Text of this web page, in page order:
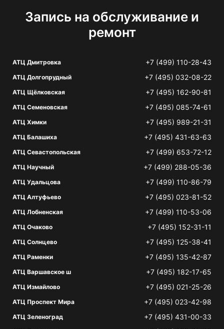
Запись на обслуживание и
ремонт
АТЦ Дмитровка +7 (499) 110-28-43
АТЦ Долгопрудный +7 (495) 032-08-22
АТЦ Щёлковская +7 (495) 162-90-81
АТЦ Семеновская +7 (495) 085-74-61
АТЦ Химки +7 (495) 989-21-31
АТЦ Балашиха +7 (495) 431-63-63
АТЦ Севастопольская +7 (499) 653-72-12
АТЦ Научный +7 (499) 288-05-36
АТЦ Удальцова +7 (499) 110-86-79
АТЦ Алтуфьево +7 (495) 023-81-52
АТЦ Лобненская +7 (499) 110-53-06
АТЦ Очаково +7 (495) 152-31-11
АТЦ Солнцево +7 (495) 125-38-41
АТЦ Раменки +7 (495) 135-42-87
АТЦ Варшавское ш +7 (495) 182-17-65
АТЦ Измайлово +7 (495) 021-25-26
АТЦ Проспект Мира +7 (495) 023-42-98
АТЦ Зеленоград +7 (495) 431-00-33